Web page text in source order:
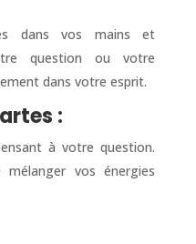
dans vos mains et
question ou votre
dans votre esprit.
:
à votre question.
vos énergies